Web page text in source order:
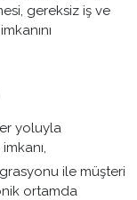
gereksiz iş ve
yoluyla
ile müşteri
ortamda